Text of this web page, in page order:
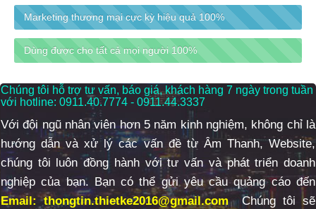
Marketing thương mại cực kỳ hiệu quả100%
Dùng được cho tất cả mọi người 100%
Chúng tôi hỗ trợ tư vấn, báo giá, khách hàng 7 ngày trong tuần
với hotline: 0911.40.7774 - 0911.44.3337
Với đội ngũ nhân viên hơn 5 năm kinh nghiệm, không chỉ là
hướng dẫn và xử lý các vấn đề từ Âm Thanh, Website,
chúng tôi luôn đồng hành với tư vấn và phát triển doanh
nghiệp của bạn. Bạn có thể gửi yêu cầu quảng cáo đến
Email: thongtin.thietke2016@gmail.comChúng tôi sẽ